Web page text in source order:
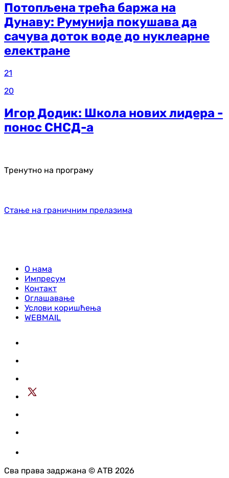
Потопљена трећа баржа на
Дунаву: Румунија покушава да
сачува доток воде до нуклеарне
електране
21
20
Игор Додик: Школа нових лидера -
понос СНСД-а
Тренутно на програму
Стање на граничним прелазима
О нама
Импресум
Контакт
Оглашавање
Услови коришћења
WEBMAIL
Сва права задржана © АТВ 2026